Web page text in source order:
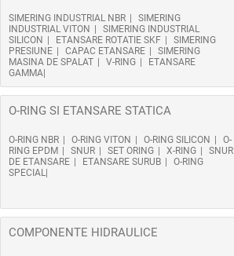
SIMERING INDUSTRIAL NBR
SIMERING
INDUSTRIAL VITON
SIMERING INDUSTRIAL
SILICON
ETANSARE ROTATIE SKF
SIMERING
PRESIUNE
CAPAC ETANSARE
SIMERING
MASINA DE SPALAT
V-RING
ETANSARE
GAMMA
O-RING SI ETANSARE STATICA
O-RING NBR O-RING VITON O-RING SILICON
O-
RING EPDM
SNUR SET ORING X-RING
SNUR
DE ETANSARE
ETANSARE SURUB
O-RING
SPECIAL
COMPONENTE HIDRAULICE